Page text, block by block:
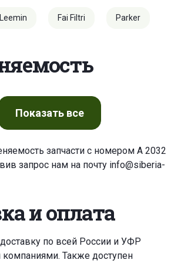
Leemin Fai Filtri Parker
Показатьвсе
запчасти с номером A 2032
запрос нам на почту info@siberia-
и оплата
по всей России и УФР
Также доступен